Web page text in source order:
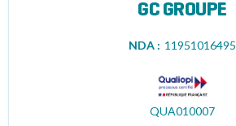
GC GROUPE
NDA : 11951016495
QUA010007